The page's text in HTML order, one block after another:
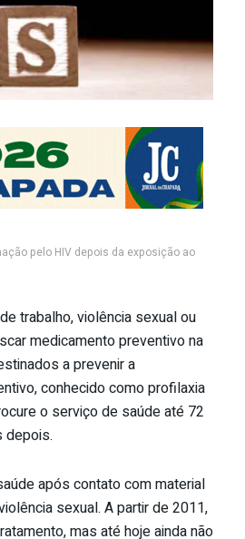
pelo HIV depois da exposição ao
trabalho, violência sexual ou
medicamento preventivo na
a prevenir a
conhecido como profilaxia
o serviço de saúde até 72
depois.
após contato com material
sexual. A partir de 2011,
mas até hoje ainda não